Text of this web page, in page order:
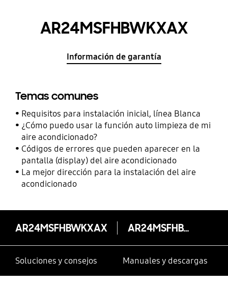
AR24MSFHBWKXAX
Información de garantía
Temas comunes
Requisitos para instalación inicial, línea Blanca
¿Cómo puedo usar la función auto limpieza de mi
aire acondicionado?
Códigos de errores que pueden aparecer en la
pantalla (display) del aire acondicionado
La mejor dirección para la instalación del aire
acondicionado
AR24MSFHBWKXAX AR24MSFHBWKXAX
Soluciones y consejos Manuales y descargas